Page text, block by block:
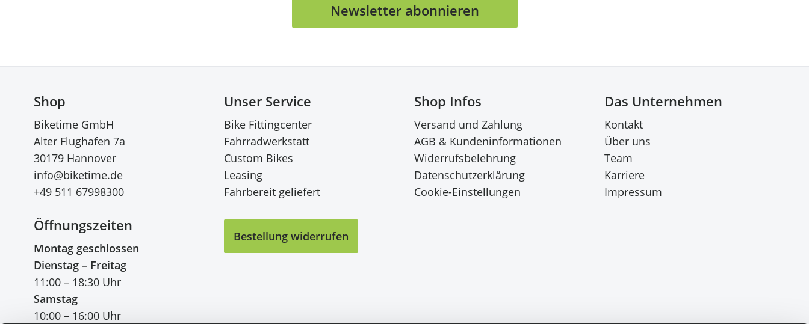
Newsletter abonnieren
Shop
Biketime GmbH
Alter Flughafen 7a
30179 Hannover
info@biketime.de
+49 511 67998300
Öffnungszeiten
Montag geschlossen
Dienstag – Freitag
11:00 – 18:30 Uhr
Samstag
10:00 – 16:00 Uhr
Unser Service
Bike Fittingcenter
Fahrradwerkstatt
Custom Bikes
Leasing
Fahrbereit geliefert
Shop Infos
Versand und Zahlung
AGB & Kundeninformationen
Widerrufsbelehrung
Datenschutzerklärung
Cookie-Einstellungen
Das Unternehmen
Kontakt
Über uns
Team
Karriere
Impressum
Bestellung widerrufen